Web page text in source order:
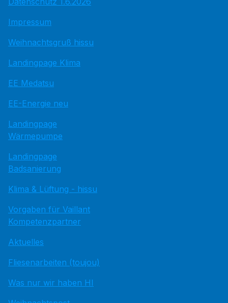
Impressum
Weihnachtsgruß hissu
Landingpage Klima
EE Medatsu
EE-Energie neu
Landingpage
Wärmepumpe
Landingpage
Badsanierung
Klima & Lüftung - hissu
Vorgaben für Vaillant
Kompetenzpartner
Aktuelles
Fliesenarbeiten (toujou)
Was nur wir haben HI